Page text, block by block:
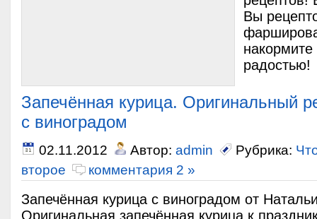
Вы
радостью!
Запечённая курица. Оригинальный
с виноградом
02.11.2012 Автор: admin Рубрика:
второе
комментария 2 »
Запечённая курица с виноградом от
Оригинальная запечённая курица к